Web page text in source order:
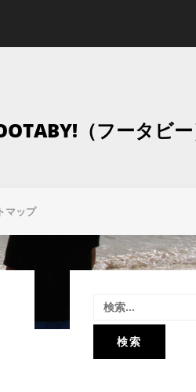
アリスの新ブランド「Studio Moaly
（フータビー
マップ
索: